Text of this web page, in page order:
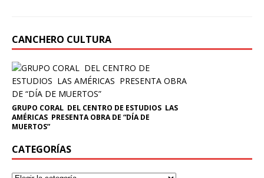
CANCHERO CULTURA
GRUPO CORAL DEL CENTRO DE ESTUDIOS LAS
AMÉRICAS PRESENTA OBRA DE “DÍA DE
MUERTOS”
CATEGORÍAS